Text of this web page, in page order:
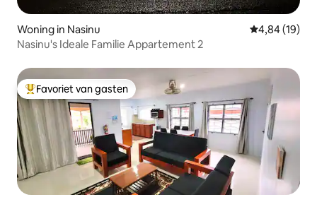
Woning in Nasinu Gemiddelde
4,84 (19)
Nasinu's Ideale Familie Appartement 2
Topfavoriet van gasten
Favoriet van gasten